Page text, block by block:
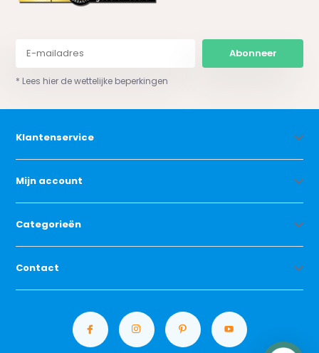
Abonneer
* Lees hier de wettelijke beperkingen
Klantenservice
Mijn account
Categorieën
Contact